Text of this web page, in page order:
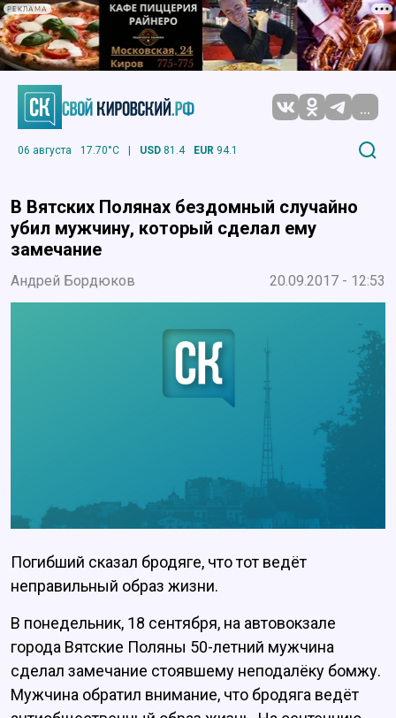
РЕКЛАМА
...
06 августа 17.70°C | USD 81.4 EUR 94.1
В Вятских Полянах бездомный случайно
убил мужчину, который сделал ему
замечание
Андрей Бордюков 20.09.2017 - 12:53
Погибший сказал бродяге, что тот ведёт
неправильный образ жизни.
В понедельник, 18 сентября, на автовокзале
города Вятские Поляны 50-летний мужчина
сделал замечание стоявшему неподалёку бомжу.
Мужчина обратил внимание, что бродяга ведёт